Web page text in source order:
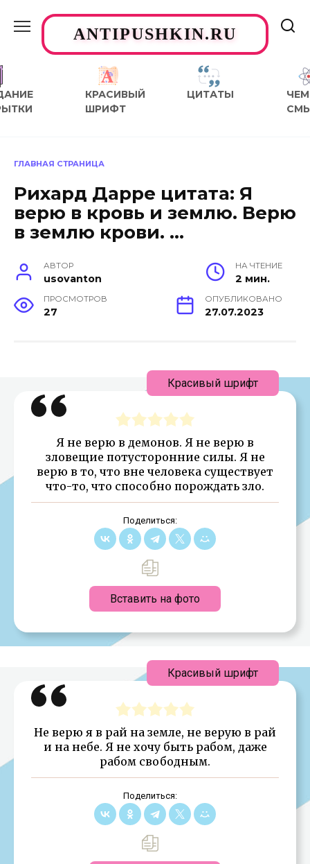
содержаниюANTIPUSHKIN.RU
КРАСИВЫЙ
ШРИФТ
ЦИТАТЫ
ЧЕМ
ГЛАВНАЯ СТРАНИЦА
Рихард Дарре цитата: Я
верю в кровь и землю. Верю
в землю крови. …
АВТОР
usovanton
НА ЧТЕНИЕ
2 мин.
ПРОСМОТРОВ
27
ОПУБЛИКОВАНО
27.07.2023
Я не верю в демонов. Я не верю в
зловещие потусторонние силы. Я не
верю в то, что вне человека существует
что-то, что способно порождать зло.
Поделиться:
Вставить на фото
Красивый шрифт
Не верю я в рай на земле, не верую в рай
и на небе. Я не хочу быть рабом, даже
рабом свободным.
Поделиться:
Красивый шрифт